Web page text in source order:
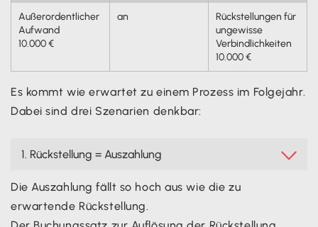
Außerordentlicher
Aufwand
10.000 €
an
Rückstellungen für
ungewisse
Verbindlichkeiten
10.000 €
Es kommt wie erwartet zu einem Prozess im Folgejahr.
Dabei sind drei Szenarien denkbar:
1. Rückstellung = Auszahlung 
Die Auszahlung fällt so hoch aus wie die zu
erwartende Rückstellung.